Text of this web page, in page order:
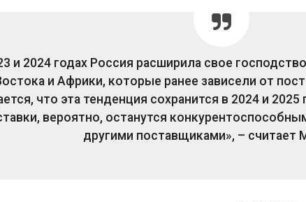
и 2024 годах Россия расширила свое
и Африки, которые ранее зависели от
что эта тенденция сохранится в 2024 и 2025
вероятно, останутся
другими поставщиками», –